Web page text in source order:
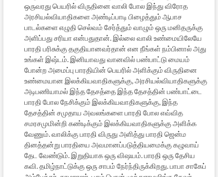
ஒருவரது பெயரில் விருதினை வாலி போல இந்து விரோத
அரசியல்வியாதிகளை அண்டிப்பாடி பிழைத்தும் ஆபாச
பாடல்களை எழுதி செல்வம் சேர்த்தும் வாழும் ஒரு மனிதருக்கு
அளிப்பது சரியா என்பதுதான். இல்லை வாலி உண்மையிலேயே
பாரதி பரிசுக்கு தகுதியானவர்தான் என நீங்கள் நம்பினால் அது
உங்கள் இஷ்டம். இனியாவது வானவில் பண்பாட்டு மையம்
போன்ற அமைப்பு பாரதியின் பெயரில் அளிக்கும் விருதினை
உண்மையான இலக்கியவாதிகளுக்கு, அரசியல்வியாதிகளுக்கு
அடிபணியாமல் இந்த தேசத்தை இந்த தேசத்தின் பண்பாட்டை
பாரதி போல நேசிக்கும் இலக்கியவாதிகளுக்கு, இந்த
தேசத்தின் சமுதாய அவலங்களை பாரதி போல எவ்வித
சமரசமுமின்றி கண்டிக்கும் இலக்கியவாதிகளுக்கு அளிக்க
வேணும். வாலிக்கு பாரதி விருது அளித்து பாரதி ஜென்ம
தினத்தன்று பாரதியை அவமானப்படுத்தியமைக்கு கழுவாய்
தேட வேண்டும். இறுதியாக ஒரு விஷயம். பாரதி ஒரு தேசிய
கவி. தமிழ்நாட்டுக்கு ஒரு சாபம் நேர்ந்திருக்கிறது. பாபா சாகேப்